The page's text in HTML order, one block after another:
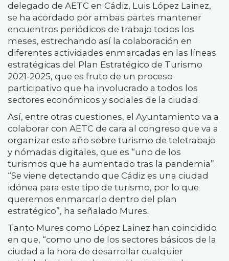
delegado de AETC en Cádiz, Luis López Lainez,
se ha acordado por ambas partes mantener
encuentros periódicos de trabajo todos los
meses, estrechando así la colaboración en
diferentes actividades enmarcadas en las líneas
estratégicas del Plan Estratégico de Turismo
2021-2025, que es fruto de un proceso
participativo que ha involucrado a todos los
sectores económicos y sociales de la ciudad.
Así, entre otras cuestiones, el Ayuntamiento va a
colaborar con AETC de cara al congreso que va a
organizar este año sobre turismo de teletrabajo
y nómadas digitales, que es “uno de los
turismos que ha aumentado tras la pandemia”.
“Se viene detectando que Cádiz es una ciudad
idónea para este tipo de turismo, por lo que
queremos enmarcarlo dentro del plan
estratégico”, ha señalado Mures.
Tanto Mures como López Lainez han coincidido
en que, “como uno de los sectores básicos de la
ciudad a la hora de desarrollar cualquier